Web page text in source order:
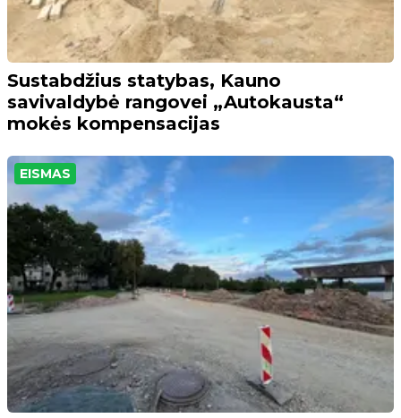
Sustabdžius statybas, Kauno
savivaldybė rangovei „Autokausta“
mokės kompensacijas
EISMAS